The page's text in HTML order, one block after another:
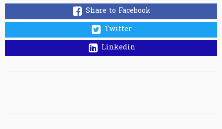
Share to Facebook
Twitter
Linkedin